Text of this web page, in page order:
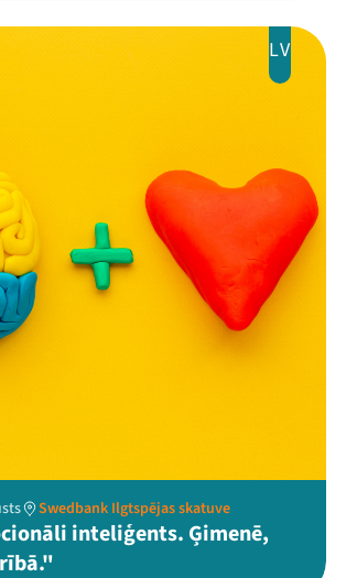
LV
Swedbank Ilgtspējas skatuve
inteliģents. Ģimenē,